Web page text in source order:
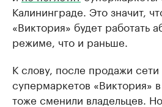
Калининграде. Это значит,
«Виктория» будет работать
режиме, что и раньше.
К слову, после продажи сети
супермаркетов «Виктория»
тоже сменили владельцев.